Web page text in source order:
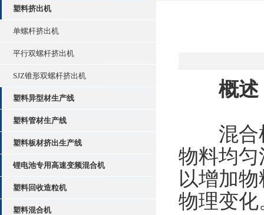
塑料挤出机
单螺杆挤出机
平行双螺杆挤出机
SJZ锥形双螺杆挤出机
塑料异型材生产线
塑料管材生产线
塑料板材挤出生产线
锂电池专用高速变频混合机
塑料回收造粒机
塑料混合机
概述
混合机
物料均
以增加
物理变化